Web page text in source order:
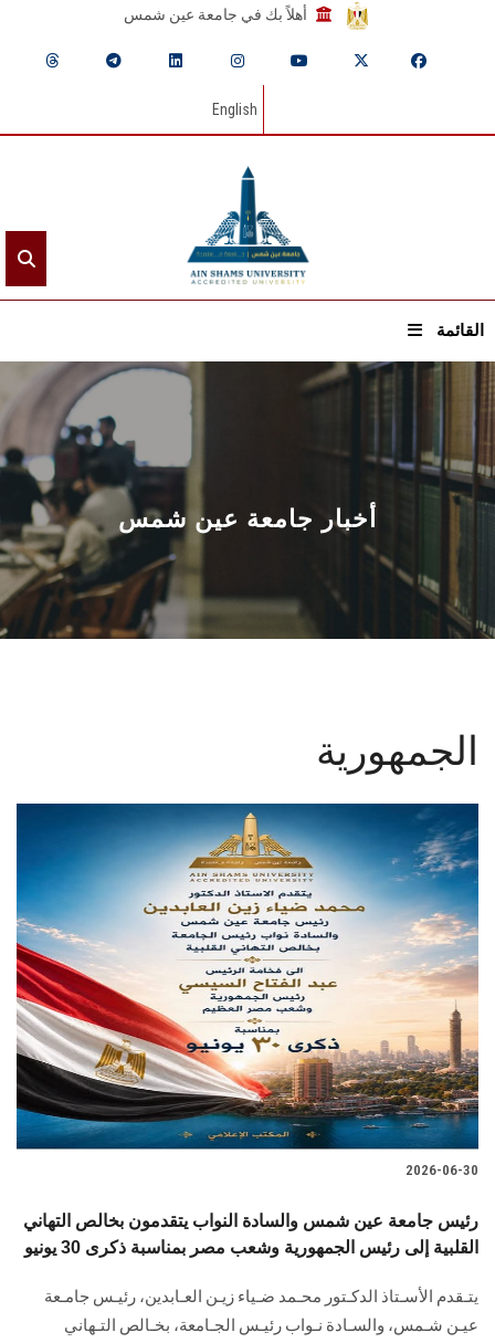
أهلاً بك في جامعة عين شمس
English
القائمة
الرئيسيـة
عن الجامعة
القطاعـات
الشئون الأكاديمية
البحث العلمي
تواصل معنا
الطلاب
هيئة التدريس
الدراسات العليا
الموظفون
الزائـرون
أخبار جامعة عين شمس
الجمهورية
2026-06-30
رئيس جامعة عين شمس والسادة النواب يتقدمون بخالص التهاني
القلبية إلى رئيس الجمهورية وشعب مصر بمناسبة ذكرى 30 يونيو
يتـقدم الأسـتاذ الدكـتور محـمد ضـياء زيـن العـابدين، رئيـس جامـعة
عيـن شـمس، والسـادة نـواب رئيـس الجـامعة، بخـالص التـهاني